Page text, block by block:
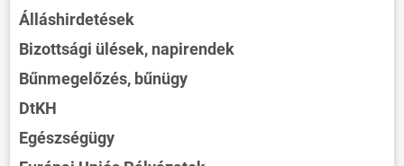
Álláshirdetések
Bizottsági ülések, napirendek
Bűnmegelőzés, bűnügy
DtKH
Egészségügy